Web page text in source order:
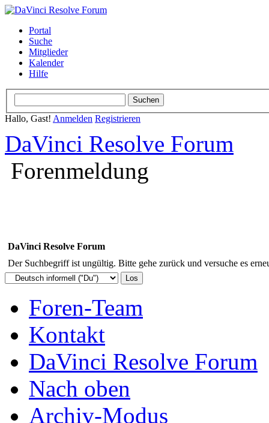
Portal
Suche
Mitglieder
Kalender
Hilfe
Hallo, Gast! Anmelden Registrieren
DaVinci Resolve Forum
Forenmeldung
DaVinci Resolve Forum
Der Suchbegriff ist ungültig. Bitte gehe zurück und versuche es
Foren-Team
Kontakt
DaVinci Resolve Forum
Nach oben
Archiv-Modus